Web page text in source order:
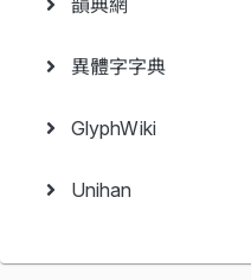
韻典網
異體字字典
GlyphWiki
Unihan